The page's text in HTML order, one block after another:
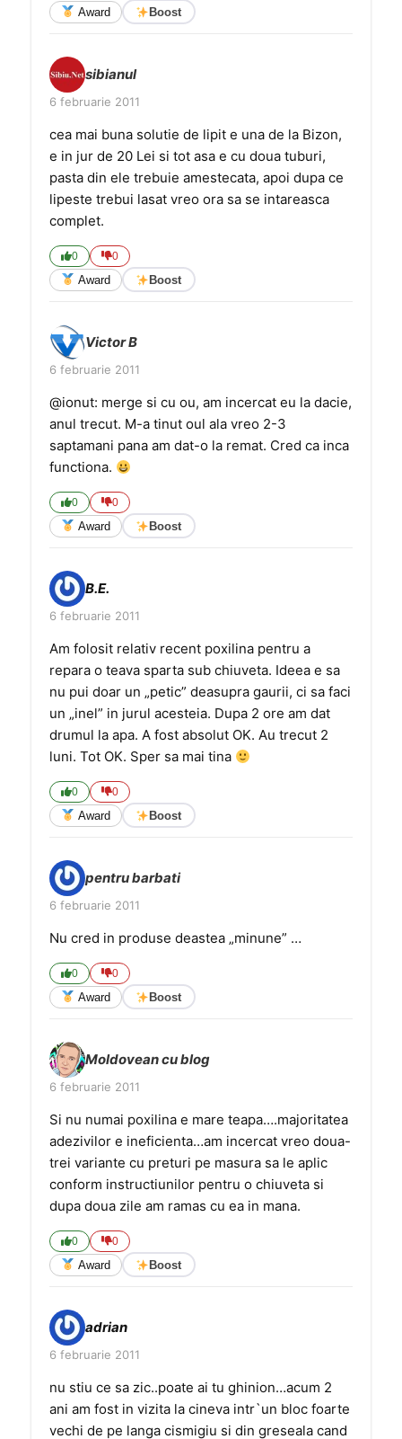
Award Boost
sibianul
6 februarie 2011
cea mai buna solutie de lipit e una de la Bizon,
e in jur de 20 Lei si tot asa e cu doua tuburi,
pasta din ele trebuie amestecata, apoi dupa ce
lipeste trebui lasat vreo ora sa se intareasca
complet.
0 0
Award Boost
Victor B
6 februarie 2011
@ionut: merge si cu ou, am incercat eu la dacie,
anul trecut. M-a tinut oul ala vreo 2-3
saptamani pana am dat-o la remat. Cred ca inca
functiona.
0 0
Award Boost
B.E.
6 februarie 2011
Am folosit relativ recent poxilina pentru a
repara o teava sparta sub chiuveta. Ideea e sa
nu pui doar un „petic” deasupra gaurii, ci sa faci
un „inel” in jurul acesteia. Dupa 2 ore am dat
drumul la apa. A fost absolut OK. Au trecut 2
luni. Tot OK. Sper sa mai tina
0 0
Award Boost
pentru barbati
6 februarie 2011
Nu cred in produse deastea „minune” …
0 0
Award Boost
Moldovean cu blog
6 februarie 2011
Si nu numai poxilina e mare teapa….majoritatea
adezivilor e ineficienta…am incercat vreo doua-
trei variante cu preturi pe masura sa le aplic
conform instructiunilor pentru o chiuveta si
dupa doua zile am ramas cu ea in mana.
0 0
Award Boost
adrian
6 februarie 2011
nu stiu ce sa zic..poate ai tu ghinion…acum 2
ani am fost in vizita la cineva intr`un bloc foarte
vechi de pe langa cismigiu si din greseala cand